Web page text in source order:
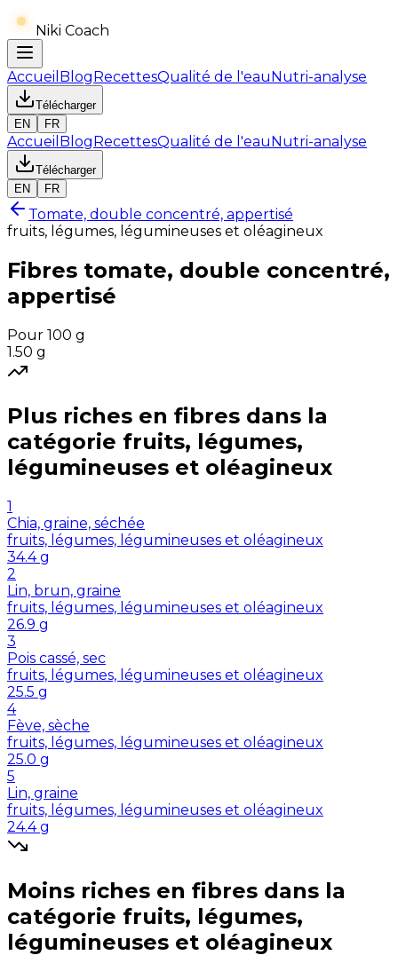
Niki Coach
Accueil BlogRecettesQualité de l'eauNutri-analyse
Télécharger
EN
FR
Accueil BlogRecettesQualité de l'eauNutri-analyse
Télécharger
EN
FR
Tomate, double concentré, appertisé
fruits, légumes, légumineuses et oléagineux
Fibres tomate, double concentré,
appertisé
Pour 100 g
1.50 g
Plus riches en fibres dans la
catégorie fruits, légumes,
légumineuses et oléagineux
1
Chia, graine, séchée
fruits, légumes, légumineuses et oléagineux
34.4 g
2
Lin, brun, graine
fruits, légumes, légumineuses et oléagineux
26.9 g
3
Pois cassé, sec
fruits, légumes, légumineuses et oléagineux
25.5 g
4
Fève, sèche
fruits, légumes, légumineuses et oléagineux
25.0 g
5
Lin, graine
fruits, légumes, légumineuses et oléagineux
24.4 g
Moins riches en fibres dans la
catégorie fruits, légumes,
légumineuses et oléagineux